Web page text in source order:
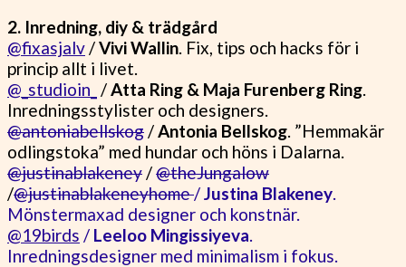
2. Inredning, diy & trädgård
@fixasjalv/Vivi Wallin. Fix, tips och hacks för i
princip allt i livet.
@_studioin_ /Atta Ring & Maja Furenberg Ring.
Inredningsstylister och designers.
@antoniabellskog/Antonia Bellskog. ”Hemmakär
odlingstoka” med hundar och höns i Dalarna.
@justinablakeney/@theJungalow
/@justinablakeneyhome/Justina Blakeney.
Mönstermaxad designer och konstnär.
@19birds / Leeloo Mingissiyeva.
Inredningsdesigner med minimalism i fokus.